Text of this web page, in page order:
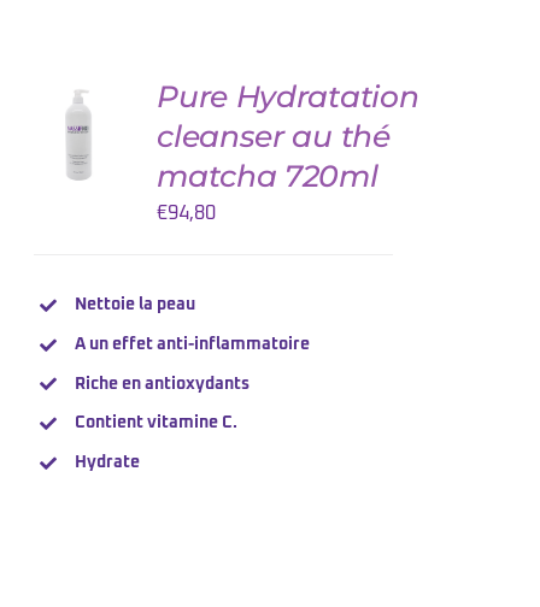
AJOUTER
AU
/
Pure Hydratation
cleanser au thé
matcha 720ml
€94,80
Nettoie la peau
A un effet anti-inflammatoire
Riche en antioxydants
ContientvitamineC.
Hydrate